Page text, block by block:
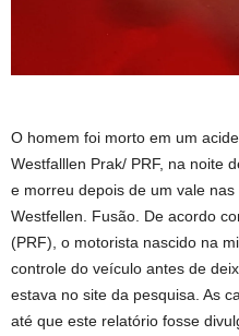
O homem foi morto em um
Westfalllen Prak/ PRF, na noite
e morreu depois de um vale
Westfellen. Fusão. De acordo
(PRF), o motorista nascido na
controle do veículo antes de
estava no site da pesquisa. As
até que este relatório fosse